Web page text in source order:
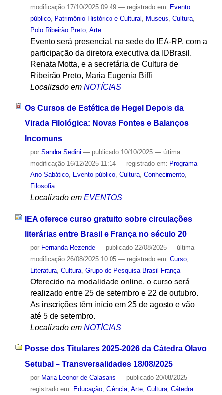
modificação17/10/2025 09:49 — registrado em: Evento
público, Patrimônio Histórico e Cultural Museus Cultura,
Polo Ribeirão Preto, Arte
Evento será presencial, na sede do IEA-RP, com a
participação da diretora executiva da IDBrasil,
Renata Motta, e a secretária de Cultura de
Ribeirão Preto, Maria Eugenia Biffi
Localizado em NOTÍCIAS
Os Cursos de Estética de Hegel Depois da
Virada Filológica: Novas Fontes e Balanços
Incomuns
por Sandra Sedini — publicado10/10/2025 — última
modificação16/12/2025 11:14 — registrado em: Programa
Ano Sabático, Evento público, Cultura, Conhecimento,
Filosofia
Localizado em EVENTOS
IEA oferece curso gratuito sobre circulações
literárias entre Brasil e França no século 20
por Fernanda Rezende — publicado22/08/2025 — última
modificação26/08/2025 10:05 — registrado em: Curso,
Literatura, Cultura, Grupo de Pesquisa Brasil-França
Oferecido na modalidade online, o curso será
realizado entre 25 de setembro e 22 de outubro.
As inscrições têm início em 25 de agosto e vão
até 5 de setembro.
Localizado em NOTÍCIAS
Posse dos Titulares 2025-2026 da Cátedra Olavo
Setubal – Transversalidades 18/08/2025
por Maria Leonor de Calasans — publicado20/08/2025 —
registrado em: Educação, Ciência, Arte, Cultura, Cátedra